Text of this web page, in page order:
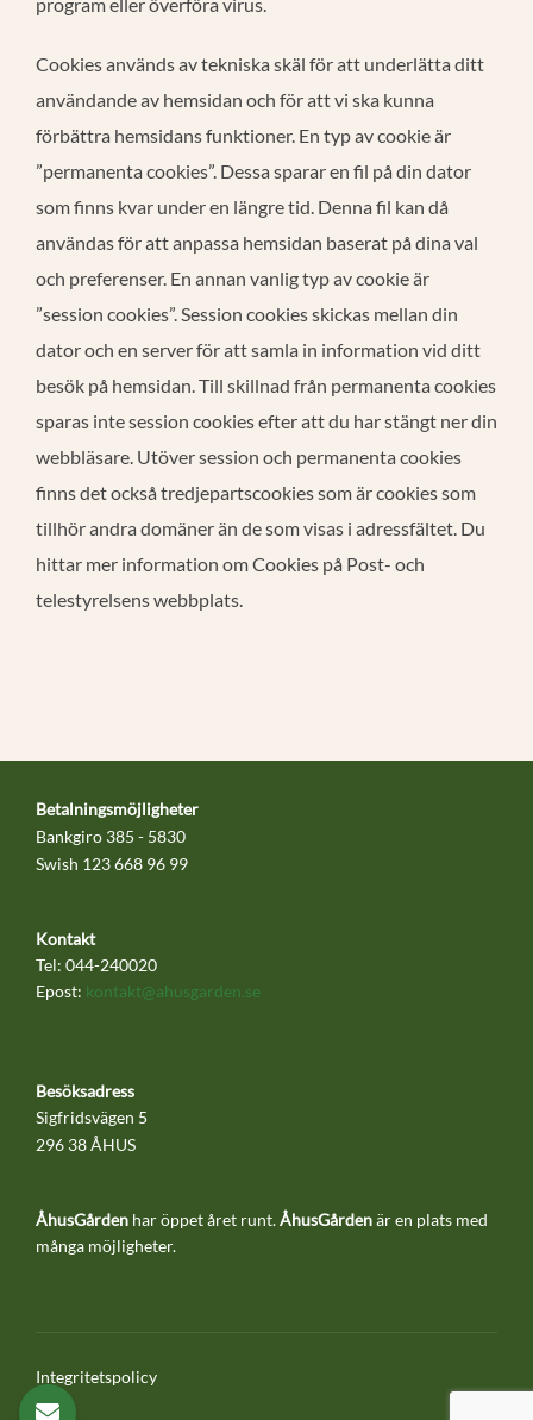
Cookies används av tekniska skäl för att underlätta ditt
användande av hemsidan och för att vi ska kunna
förbättra hemsidans funktioner. En typ av cookie är
”permanenta cookies”. Dessa sparar en fil på din dator
som finns kvar under en längre tid. Denna fil kan då
användas för att anpassa hemsidan baserat på dina val
och preferenser. En annan vanlig typ av cookie är
”session cookies”. Session cookies skickas mellan din
dator och en server för att samla in information vid ditt
besök på hemsidan. Till skillnad från permanenta cookies
sparas inte session cookies efter att du har stängt ner din
webbläsare. Utöver session och permanenta cookies
finns det också tredjepartscookies som är cookies som
tillhör andra domäner än de som visas i adressfältet. Du
hittar mer information om Cookies på Post- och
telestyrelsens webbplats.
Betalningsmöjligheter
Bankgiro 385 - 5830
Swish 123 668 96 99
Kontakt
Tel: 044-240020
Epost: kontakt@ahusgarden.se
Besöksadress
Sigfridsvägen 5
296 38 ÅHUS
ÅhusGården har öppet året runt.ÅhusGårdenär en plats med
många möjligheter.
Integritetspolicy